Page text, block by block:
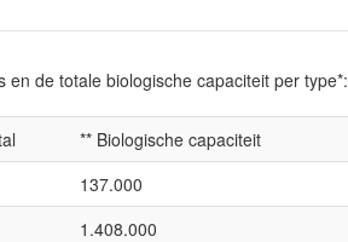
de totale biologische capaciteit per type*:
** Biologische capaciteit
137.000
1.408.000